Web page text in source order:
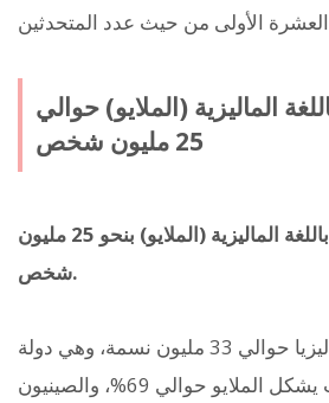
الماليزية (الملايو) حوالي
25 مليون شخص
يُقدر عدد المتحدثين باللغة الماليزية (الملايو) بنحو 25 مليون
شخص.
يبلغ عدد سكان ماليزيا حوالي 33 مليون نسمة، وهي دولة
متعددة الأعراق حيث يشكل الملايو حوالي 69%، والصينيون